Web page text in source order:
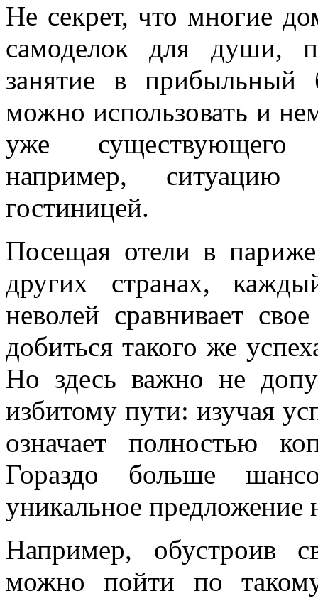
Не секрет, что многие
самоделок для души,
занятие в прибыльный
можно использовать и
уже существующего
например, ситуацию
гостиницей.
Посещая отели в
других странах,
неволей сравнивает
добиться такого же
Но здесь важно не
избитому пути: изучая
означает полностью
Гораздо больше
уникальное предложение
Например, обустроив
можно пойти по